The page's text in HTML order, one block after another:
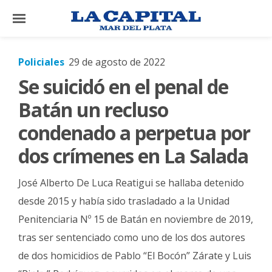
×
El
País
Mundo
La
Cultura
Tecnología
Gastronomía
Policiales 29 de agosto de 2022
Se suicidó en el penal de
Batán un recluso
condenado a perpetua por
dos crímenes en La Salada
José Alberto De Luca Reatigui se hallaba detenido
desde 2015 y había sido trasladado a la Unidad
Penitenciaria Nº 15 de Batán en noviembre de 2019,
tras ser sentenciado como uno de los dos autores
de dos homicidios de Pablo “El Bocón” Zárate y Luis